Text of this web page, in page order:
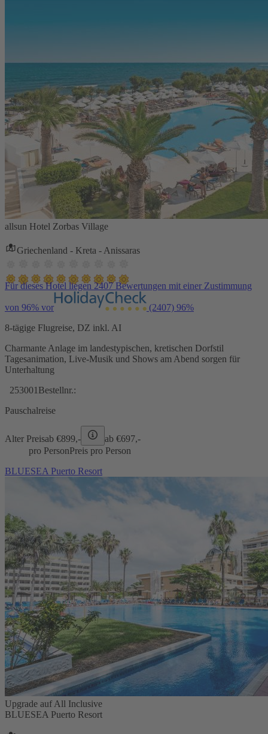
allsun Hotel Zorbas Village
Griechenland - Kreta - Anissaras
Für dieses Hotel liegen 2407 Bewertungen mit einer Zustimmung
von 96% vor (2407) 96%
8-tägige Flugreise, DZ inkl. AI
Charmante Anlage im landestypischen, kretischen Dorfstil
Tagesanimation, Live-Musik und Shows am Abend sorgen für
Unterhaltung
253001 Bestellnr.:
Pauschalreise
Alter Preisab €899,- ab €697,-
pro PersonPreis pro Person
BLUESEA Puerto Resort
Upgrade auf All Inclusive
BLUESEA Puerto Resort